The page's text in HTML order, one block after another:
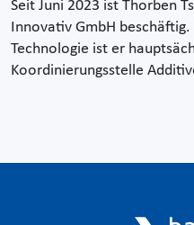
Seit Juni 2023 ist Thorben
Innovativ GmbH
Technologie ist er
Koordinierungsstelle